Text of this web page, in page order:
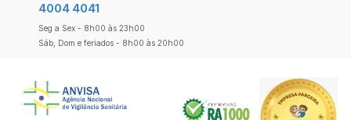
4004 4041
Seg a Sex - 8h00 às 23h00
Sáb, Dom e feriados - 8h00 às 20h00